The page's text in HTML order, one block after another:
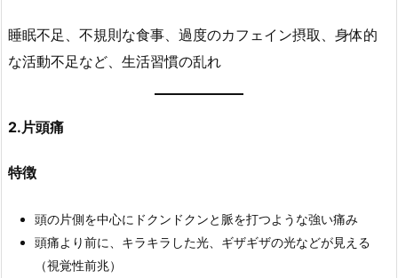
睡眠不足、不規則な食事、過度のカフェイン摂取、身体的
な活動不足など、生活習慣の乱れ
2.片頭痛
特徴
頭の片側を中心にドクンドクンと脈を打つような強い痛み
頭痛より前に、キラキラした光、ギザギザの光などが見える
（視覚性前兆）